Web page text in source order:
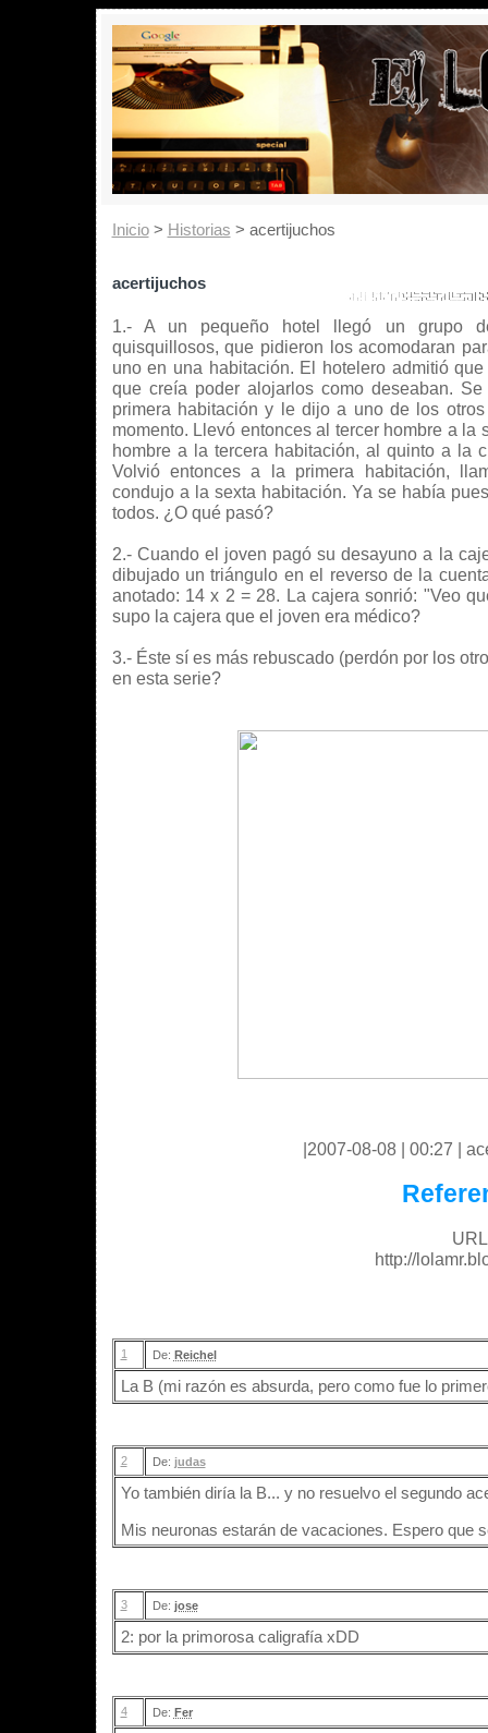
Inicio> Historias > acertijuchos
acertijuchos
1.- A un pequeño hotel llegó un grupo
quisquillosos, que pidieron los acomodaran
uno en una habitación. El hotelero admitió
que creía poder alojarlos como deseaban.
primera habitación y le dijo a uno de los
momento. Llevó entonces al tercer hombre a la
hombre a la tercera habitación, al quinto a la
Volvió entonces a la primera habitación,
condujo a la sexta habitación. Ya se había
todos. ¿O qué pasó?
2.- Cuando el joven pagó su desayuno a la
dibujado un triángulo en el reverso de la
anotado: 14 x 2 = 28. La cajera sonrió: "Veo
supo la cajera que el joven era médico?
3.- Éste sí es más rebuscado (perdón por los
en esta serie?
|2007-08-08 | 00:27 |
http://
1 De: Reichel
La B (mi razón es absurda, pero como fue lo
2 De: judas
Yo también diría la B... y no resuelvo el segundo
Mis neuronas estarán de vacaciones. Espero que
3 De: jose
2: por la primorosa caligrafía xDD
4 De: Fer